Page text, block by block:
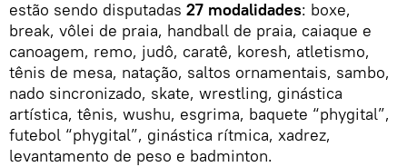
estão sendo disputadas 27 modalidades: boxe,
break, vôlei de praia, handball de praia, caiaque e
canoagem, remo, judô, caratê, koresh, atletismo,
tênis de mesa, natação, saltos ornamentais, sambo,
nado sincronizado, skate, wrestling, ginástica
artística, tênis, wushu, esgrima, baquete “phygital”,
futebol “phygital”, ginástica rítmica, xadrez,
levantamento de peso e badminton.